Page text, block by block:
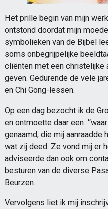
Het prille begin van mijn
ontstond doordat mijn
symbolieken van de Bijbel
soms onbegrijpelijke
cliënten met een christelijke
geven. Gedurende de vele
en Chi Gong-lessen.
Op een dag bezocht ik de
en ontmoette daar een
genaamd, die mij aanraadde
wat zij deed. Ze vond mij er
adviseerde dan ook om
besturen van de diverse
Beurzen.
Vervolgens liet ik mij